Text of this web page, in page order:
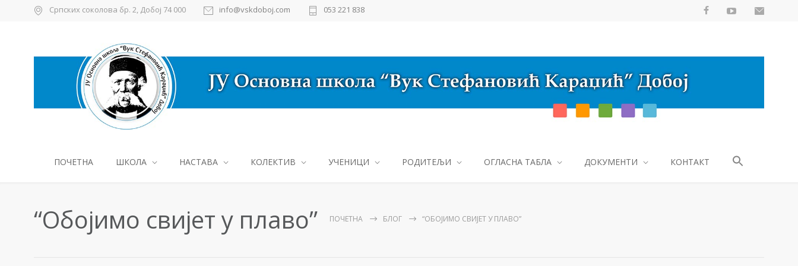
Српских соколова бр. 2, Добој 74 000 info@vskdoboj.com 053 221 838
ПОЧЕТНА ШКОЛА НАСТАВА КОЛЕКТИВ УЧЕНИЦИ РОДИТЕЉИ ОГЛАСНА ТАБЛА ДОКУМЕНТИ КОНТАКТ
“Обојимо свијет у плаво” ПОЧЕТНА БЛОГ “ОБОЈИМО СВИЈЕТ У ПЛАВО”